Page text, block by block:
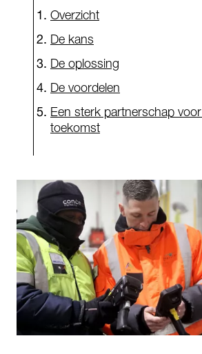
Overzicht
De kans
De oplossing
De voordelen
Een sterk partnerschap
toekomst